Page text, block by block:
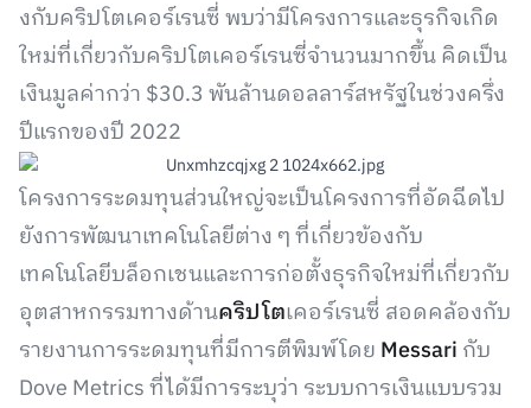
งกับคริปโตเคอร์เรนซี่ พบว่ามีโครงการและธุรกิจเกิด
ใหม่ที่เกี่ยวกับคริปโตเคอร์เรนซี่จำนวนมากขึ้น คิดเป็น
เงินมูลค่ากว่า $30.3 พันล้านดอลลาร์สหรัฐในช่วงครึ่ง
ปีแรกของปี 2022
โครงการระดมทุนส่วนใหญ่จะเป็นโครงการที่อัดฉีดไป
ยังการพัฒนาเทคโนโลยีต่าง ๆ ที่เกี่ยวข้องกับ
เทคโนโลยีบล็อกเชนและการก่อตั้งธุรกิจใหม่ที่เกี่ยวกับ
อุตสาหกรรมทางด้านคริปโตเคอร์เรนซี่ สอดคล้องกับ
รายงานการระดมทุนที่มีการตีพิมพ์โดย Messari กับ
Dove Metrics ที่ได้มีการระบุว่า ระบบการเงินแบบรวม